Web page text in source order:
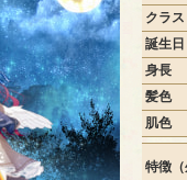
クラス
誕生日
身長
髪色
肌色
特徴（